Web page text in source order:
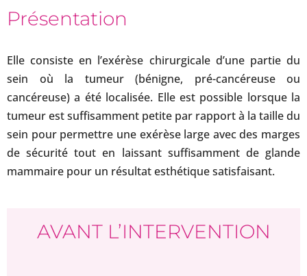
Présentation
Elle consiste en l’exérèse chirurgicale d’une partie du
sein où la tumeur (bénigne, pré-cancéreuse ou
cancéreuse) a été localisée. Elle est possible lorsque la
tumeur est suffisamment petite par rapport à la taille du
sein pour permettre une exérèse large avec des marges
de sécurité tout en laissant suffisamment de glande
mammaire pour un résultat esthétique satisfaisant.
AVANT L’INTERVENTION